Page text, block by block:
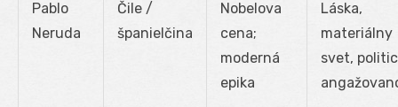
Pablo
Neruda
Čile /
španielčina
Nobelova
cena;
moderná
epika
Láska,
materiálny
svet,